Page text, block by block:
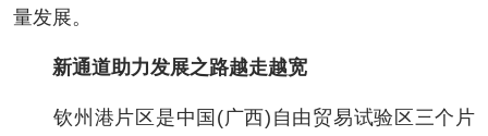
量发展。
新通道助力发展之路越走越宽
钦州港片区是中国(广西)自由贸易试验区三个片